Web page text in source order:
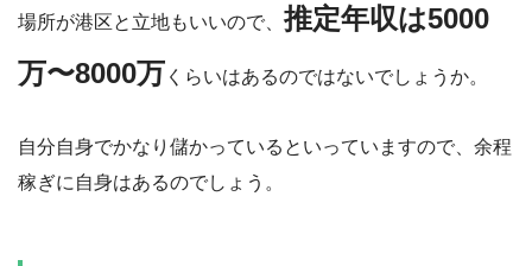
場所が港区と立地もいいので、 推定年収は5000
万〜8000万 くらいはあるのではないでしょうか。
自分自身でかなり儲かっているといっていますので、余程
稼ぎに自身はあるのでしょう。